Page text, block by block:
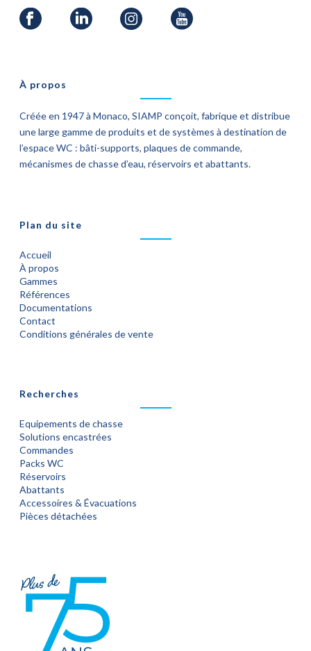
À propos
Créée en 1947 à Monaco, SIAMP conçoit, fabrique et distribue
une large gamme de produits et de systèmes à destination de
l’espace WC : bâti-supports, plaques de commande,
mécanismes de chasse d’eau, réservoirs et abattants.
Plan du site
Accueil
À propos
Gammes
Références
Documentations
Contact
Conditions générales de vente
Recherches
Equipements de chasse
Solutions encastrées
Commandes
Packs WC
Réservoirs
Abattants
Accessoires & Évacuations
Pièces détachées